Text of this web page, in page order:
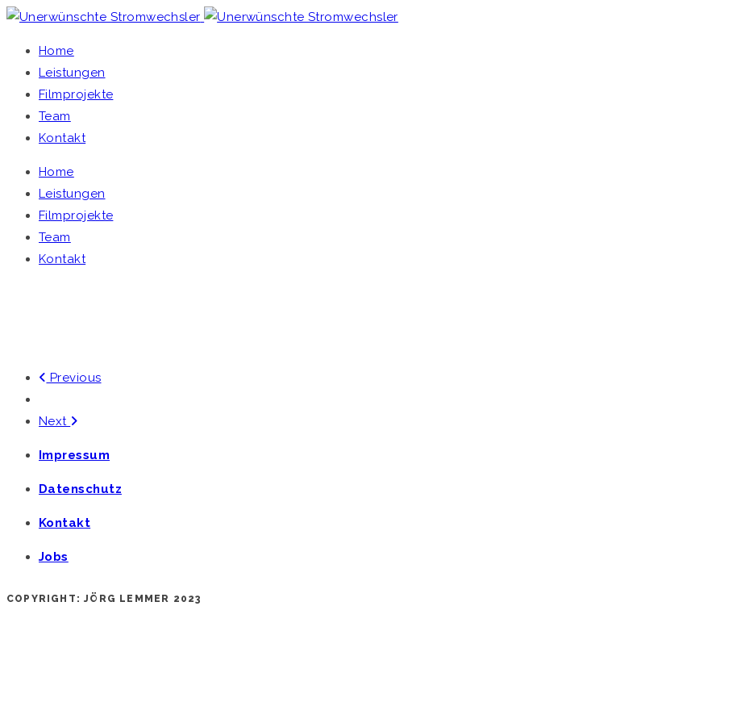
Home
Leistungen
Filmprojekte
Team
Kontakt
Home
Leistungen
Filmprojekte
Team
Kontakt
Previous
Next
Impressum
Datenschutz
Kontakt
Jobs
COPYRIGHT: JÖRG LEMMER 2023